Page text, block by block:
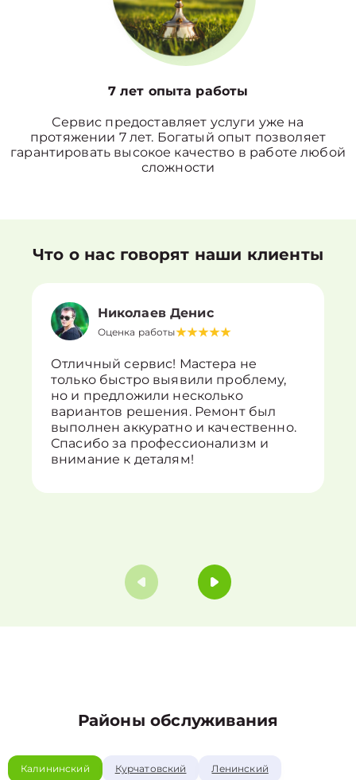
7 лет опыта работы
Сервис предоставляет услуги уже на
протяжении 7 лет. Богатый опыт позволяет
гарантировать высокое качество в работе любой
сложности
Что о нас говорят наши клиенты
Николаев Денис
Оценка работы
Отличный сервис! Мастера не
только быстро выявили проблему,
но и предложили несколько
вариантов решения. Ремонт был
выполнен аккуратно и качественно.
Спасибо за профессионализм и
внимание к деталям!
Районы обслуживания
Калининский Курчатовский Ленинский